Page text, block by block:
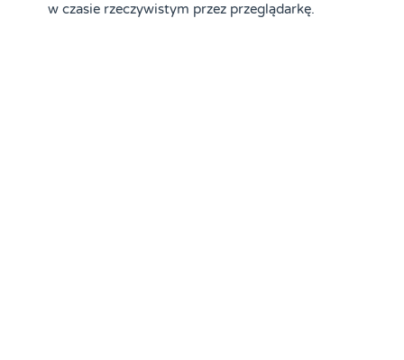
w czasie rzeczywistym przez przeglądarkę.